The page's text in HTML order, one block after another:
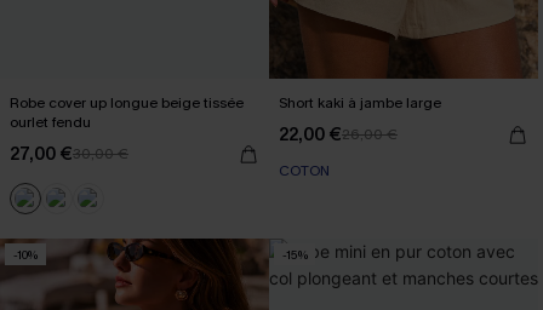
Robe cover up longue beige tissée
ourlet fendu
27,00 €30,00 €
Short kaki à jambe large
22,00 €26,00 €
COTON
-10% -15%